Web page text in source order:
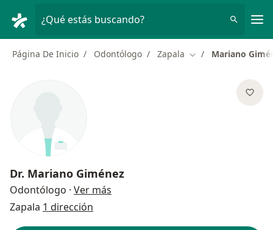
¿Qué estás buscando?
Página De Inicio Odontólogo Zapala Cambiar de ciudad
Mariano
Dr. Mariano Giménez
Odontólogo · Ver más
Zapala 1 dirección